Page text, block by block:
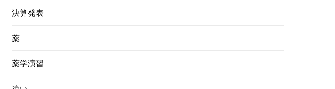
決算発表
薬
薬学演習